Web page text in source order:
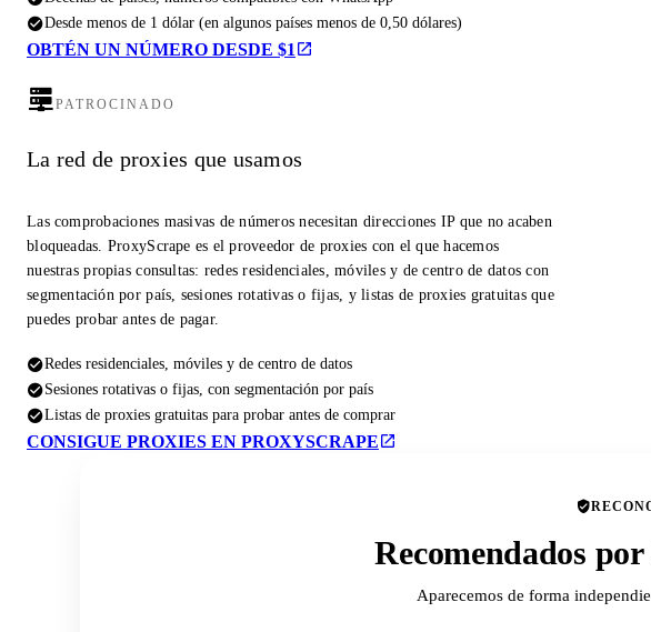
Desde menos de 1 dólar (en algunos países menos de 0,50 dólares)
OBTÉN UN NÚMERO DESDE $1
PATROCINADO
La red de proxies que usamos
Las comprobaciones masivas de números necesitan direcciones IP que no acaben
bloqueadas. ProxyScrape es el proveedor de proxies con el que hacemos
nuestras propias consultas: redes residenciales, móviles y de centro de datos con
segmentación por país, sesiones rotativas o fijas, y listas de proxies gratuitas que
puedes probar antes de pagar.
Redes residenciales, móviles y de centro de datos
Sesiones rotativas o fijas, con segmentación por país
Listas de proxies gratuitas para probar antes de comprar
CONSIGUE PROXIES EN PROXYSCRAPE
Recomendados
Aparecemos de forma